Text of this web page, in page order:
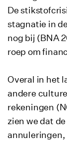
De
stagnatie in
nog bij (BNA
roep om
Overal in het
andere
rekeningen
zien we dat
annuleringen,